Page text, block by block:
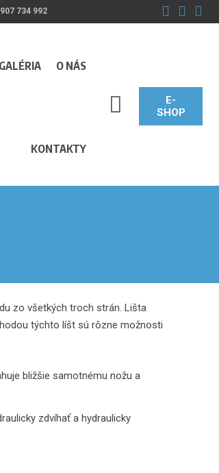
734 992
O NÁS
KONTAKTY
SEARCH_LABEL
E-
SHOP
zo všetkých troch strán. Lišta
týchto líšt sú rôzne možnosti
bližšie samotnému nožu a
zdvíhať a hydraulicky